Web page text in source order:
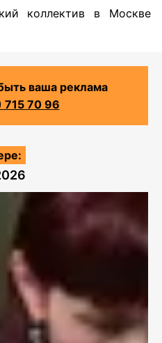
коллектив в Москве
ваша реклама
715 70 96